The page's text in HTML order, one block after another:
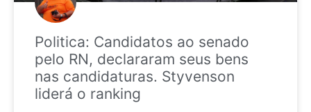
Politica: Candidatos ao senado
pelo RN, declararam seus bens
nas candidaturas. Styvenson
liderá o ranking